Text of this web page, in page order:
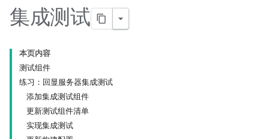
集成测试
本页内容
测试组件
练习：回显服务器集成测试
添加集成测试组件
更新测试组件清单
实现集成测试